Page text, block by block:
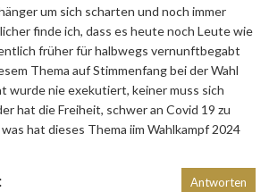
um sich scharten und noch immer
finde ich, dass es heute noch Leute wie
früher für halbwegs vernunftbegabt
Thema auf Stimmenfang bei der Wahl
wurde nie exekutiert, keiner muss sich
hat die Freiheit, schwer an Covid 19 zu
hat dieses Thema iim Wahlkampf 2024
Antworten